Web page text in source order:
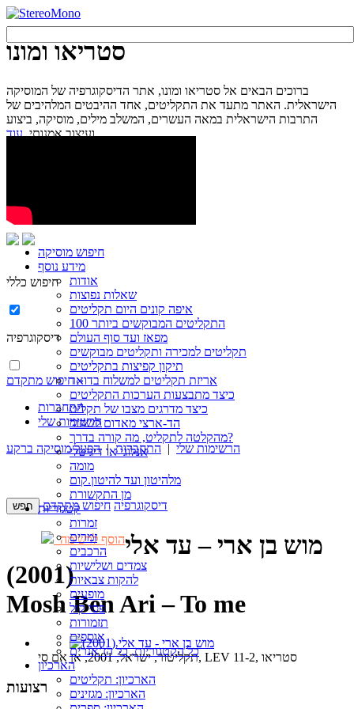
סטריאו ומונו
ברוכים הבאים אל סטריאו ומונו, אתר הדיסקוגרפיה של המוסיקה
הישראלית. האתר מתעד את התקליטים, אחד ההיבטים המלהיבים של
התרבות הישראלית במאה העשרים, המשלב מילים, מוסיקה, ביצוע
ועיצוב אמנותי.עוד...
חיפוש מוסיקה
מידע נוסף
אודות
שאלות נפוצות
איפה קונים היום תקליטים
100 התקליטים המבוקשים ביותר
מפאז ועד סוף העולם
תקליטים למכירה ותקליטים מבוקשים
תיקון קפיצות בתקליטים
אריזת תקליטים למשלוח בדואר
כיצד מתבצעות הערכות התקליטים
כיצד מדרגים מצבו של תקליט
הד-ארצי מאדום לשחור
מהקלטה לתקליט, מה קורה בדרך?
אנלוגי או דיגיטלי
מומה
מלהיטון ועד להיטון.קום
מן התקשורת
קטגוריות
זמרות
זמרים
הרכבים
צמדים ושלישיות
להקות צבאיות
מופעים
פסי קול
תזמורות
אוספים
כל הקטגוריות, כל הז’אנרים
הארכיון
הארכיון: תקליטים
הארכיון: מגזינים
חיפוש כללי
דיסקוגרפיה
חיפוש מתקדם »
התחברות
הרשימות שלי
הרשימות שלי |התחברות|הפעל מוסיקה ברקע
דיסקוגרפיה חיפוש מתקדם
הוסף לרשימהמוש בן ארי – עד אלי
(2001)
Mosh Ben Ari – To me
תקליטור, ישראל, 2001, אן אם סי, LEV 11-2, סטריאו
רצועות